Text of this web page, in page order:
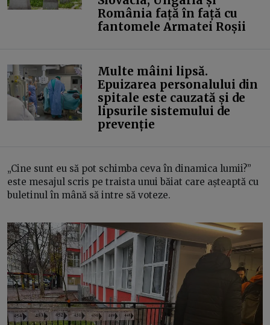
România față în față cu
fantomele Armatei Roșii
Multe mâini lipsă.
Epuizarea personalului din
spitale este cauzată și de
lipsurile sistemului de
prevenție
„Cine sunt eu să pot schimba ceva în dinamica lumii?”
este mesajul scris pe traista unui băiat care așteaptă cu
buletinul în mână să intre să voteze.